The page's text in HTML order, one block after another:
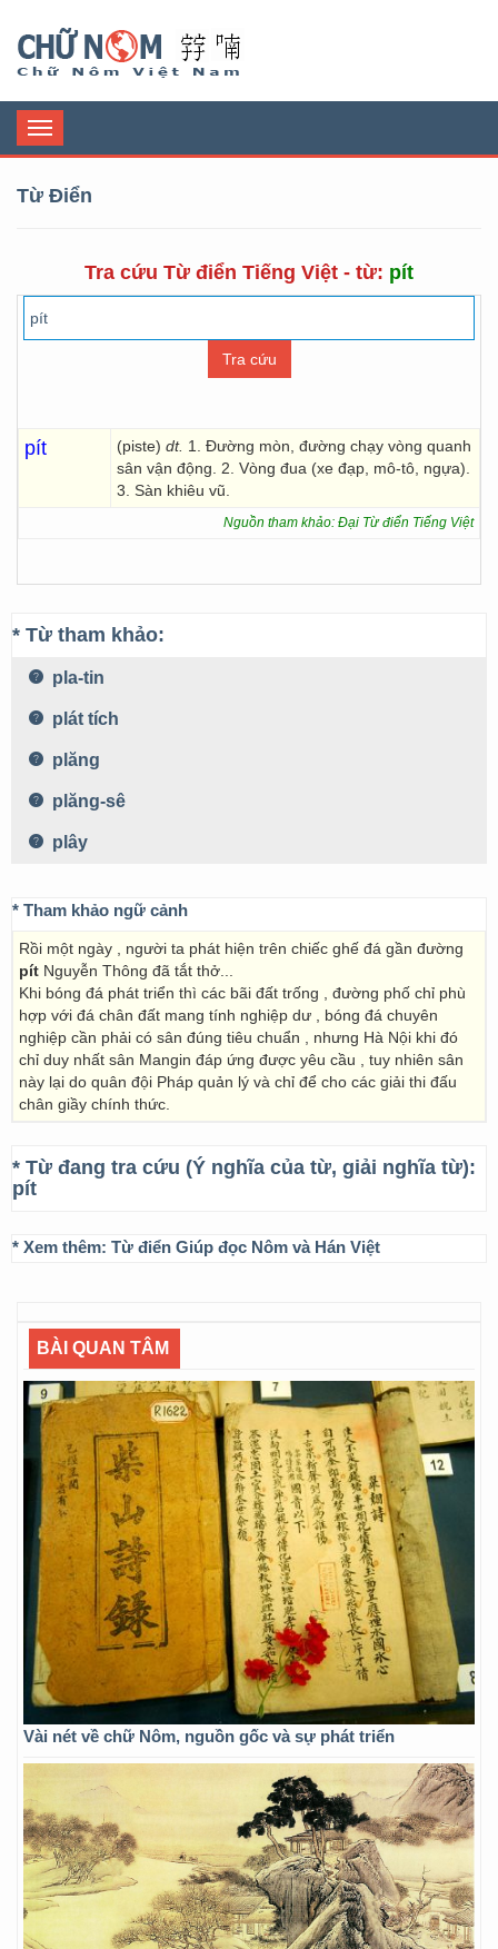
Toggle
navigation
Từ Điển
Tra cứu Từ điển Tiếng Việt - từ: pít
pít (piste) dt. 1. Đường mòn, đường chạy vòng quanh
sân vận động. 2. Vòng đua (xe đạp, mô-tô, ngựa).
3. Sàn khiêu vũ.
Nguồn tham khảo: Đại Từ điển Tiếng Việt
* Từ tham khảo:
pla-tin
plát tích
plăng
plăng-sê
plây
* Tham khảo ngữ cảnh
Rồi một ngày , người ta phát hiện trên chiếc ghế đá gần đường
pít Nguyễn Thông đã tắt thở...
Khi bóng đá phát triển thì các bãi đất trống , đường phố chỉ phù
hợp với đá chân đất mang tính nghiệp dư , bóng đá chuyên
nghiệp cần phải có sân đúng tiêu chuẩn , nhưng Hà Nội khi đó
chỉ duy nhất sân Mangin đáp ứng được yêu cầu , tuy nhiên sân
này lại do quân đội Pháp quản lý và chỉ để cho các giải thi đấu
chân giầy chính thức.
* Từ đang tra cứu (Ý nghĩa của từ, giải nghĩa từ):
pít
* Xem thêm: Từ điển Giúp đọc Nôm và Hán Việt
BÀI QUAN TÂM
Vài nét về chữ Nôm, nguồn gốc và sự phát triển